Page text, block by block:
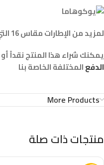
لمزيد من الإطارات مقاس 16 التي تناسب سيارتكـ
يمكنك شراء هذا المنتج نقداً
الدفعالمختلفة الخاصة بنا
More Products
منتجات ذات صلة